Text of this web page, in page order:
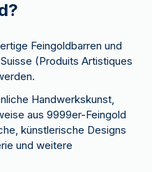
Feingoldbarren und
(Produits Artistiques
Handwerkskunst,
aus 9999er-Feingold
künstlerische Designs
und weitere